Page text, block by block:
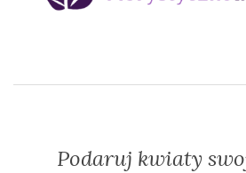
Podaruj kwiaty